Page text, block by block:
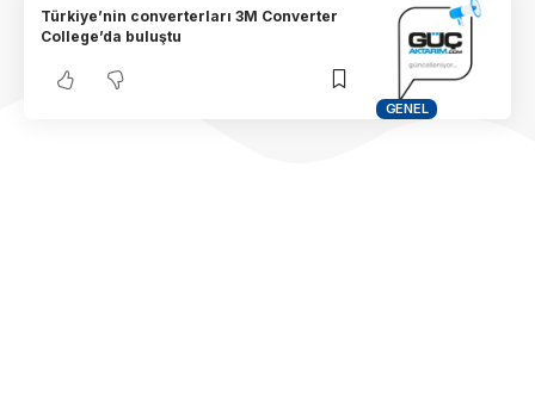
GENEL
Türkiye’nin converterları 3M Converter
College’da buluştu